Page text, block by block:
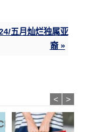
五月灿烂独属亚
裔 »
< >